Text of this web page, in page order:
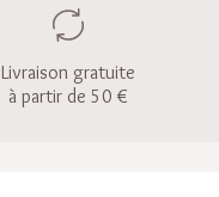
Livraison gratuite
à partir de 50 €